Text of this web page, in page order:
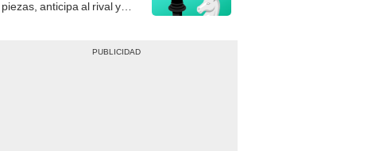
consigue el jaque mate.